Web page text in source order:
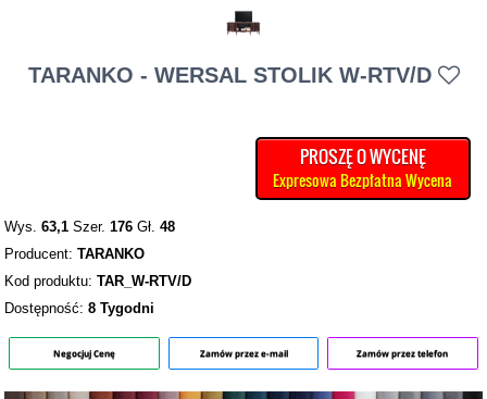
TARANKO - WERSAL STOLIK W-RTV/D
PROSZĘ O WYCENĘ
Expresowa Bezpłatna Wycena
Wys.63,1 Szer.176 Gł.48
Producent:TARANKO
Kod produktu:TAR_W-RTV/D
Dostępność:8 Tygodni
Negocjuj Cenę Zamów przez e-mail Zamów przez telefon